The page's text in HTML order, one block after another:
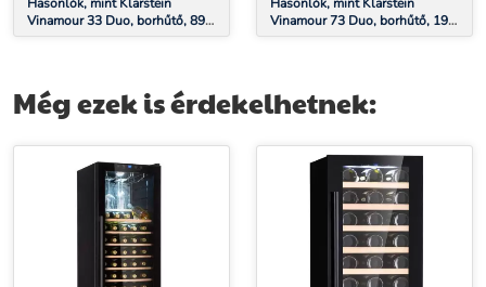
Hasonlók, mint Klarstein
Vinamour 33 Duo, borhűtő, 89
liter, 33 palack, 2 zóna, 5-18 °C,
Hasonlók, mint Klarstein
Vinamour 73 Duo, borhűtő, 192
liter, 73 palack, 5 -18 °C, 2 zóna,
Még ezek is érdekelhetnek: